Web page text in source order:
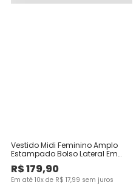
Vestido Midi Feminino Amplo
Estampado Bolso Lateral Em
Viscose Stretch
R$179,90
Em até 10x de R$ 17,99 sem juros